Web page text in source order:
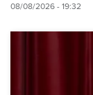
08/08/2026 - 19:32